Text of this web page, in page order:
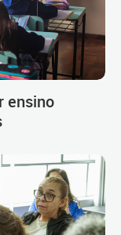
ensino